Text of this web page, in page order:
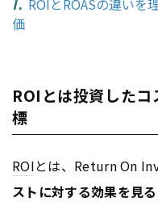
ROIとROASの違いを
価
ROIとは投資した
標
ROIとは、Return On
ストに対する効果を見